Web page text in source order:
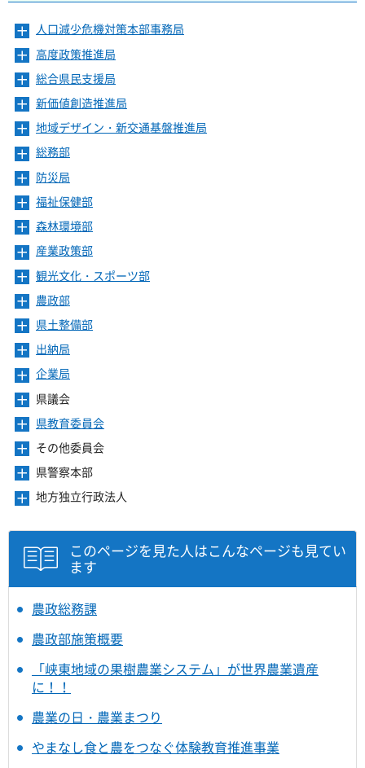
メ
ニ
ュ
ー
を
開
き
ま
す
人口減少危機対策本部事務局
メ
ニ
ュ
ー
を
開
き
ま
す
高度政策推進局
メ
ニ
ュ
ー
開
き
ま
す
総合県民支援局
メ
ニ
ュ
ー
を
開
き
ま
す
新価値創造推進局
メ
ニ
ュ
ー
を
開
き
ま
す
地域デザイン・新交通基盤推進局
メ
ニ
ュ
ー
を
開
き
ま
す
総務部
メ
ニ
ュ
ー
を
開
き
ま
す
防災局
メ
ニ
ュ
ー
を
開
き
ま
す
福祉保健部
メ
ニ
ュ
ー
を
開
き
ま
す
森林環境部
メ
ニ
ュ
ー
を
開
き
ま
す
産業政策部
メ
ニ
ュ
ー
を
開
き
ま
す
観光文化・スポーツ部
メ
ニ
ュ
ー
を
開
き
ま
す
農政部
メ
ニ
ュ
ー
を
開
き
ま
す
県土整備部
メ
ニ
ュ
ー
を
開
き
ま
す
出納局
メ
ニ
ュ
ー
を
開
き
ま
す
企業局
メ
ニ
ュ
ー
を
開
き
ま
県議会
メ
ニ
ュ
ー
を
開
ま
す
県教育委員会
メ
ニ
ュ
ー
を
開
す
その他委員会
メ
ニ
ュ
を
開
き
県警察本部
メ
ュ
ー
き
ま
地方独立行政法人
このページを見た人はこんなページも見てい
ます
農政総務課
農政部施策概要
「峡東地域の果樹農業システム」が世界農業遺産
に！！
農業の日・農業まつり
やまなし食と農をつなぐ体験教育推進事業